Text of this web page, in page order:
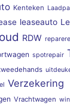
Kenteken
leaseauto
RDW
spotrepair
Verzekering
Vrachtwagen